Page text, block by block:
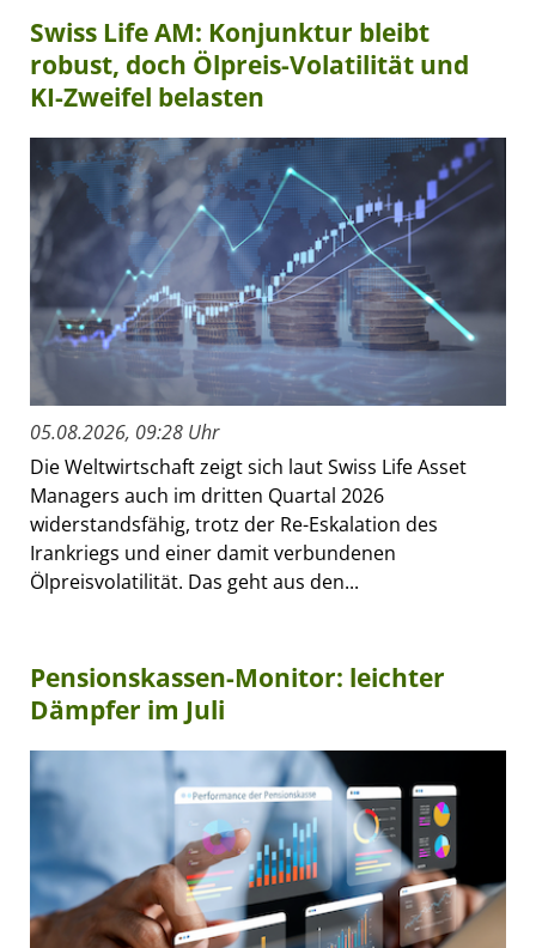
Swiss Life AM: Konjunktur bleibt
robust, doch Ölpreis-Volatilität und
KI-Zweifel belasten
05.08.2026, 09:28 Uhr
Die Weltwirtschaft zeigt sich laut Swiss Life Asset
Managers auch im dritten Quartal 2026
widerstandsfähig, trotz der Re-Eskalation des
Irankriegs und einer damit verbundenen
Ölpreisvolatilität. Das geht aus den...
Pensionskassen-Monitor: leichter
Dämpfer im Juli